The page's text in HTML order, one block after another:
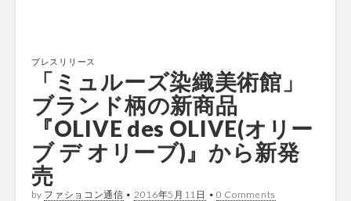
プレスリリース
「ミュルーズ染織美術館」
ブランド柄の新商品
『OLIVE des OLIVE(オリー
ブ デ オリーブ)』から新発
売
by ファショコン通信 • 2016年5月11日 • 0 Comments